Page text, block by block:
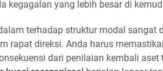
kegagalan yang lebih besar di
terhadap struktur modal sangat
rapat direksi. Anda harus
dari penilaian kembali